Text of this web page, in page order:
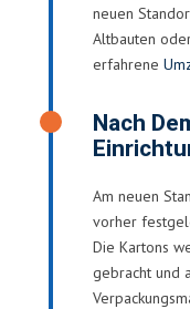
neuen
Altbauten
erfahrene
Nach
Am neuen
vorher
Die Kartons
gebracht und